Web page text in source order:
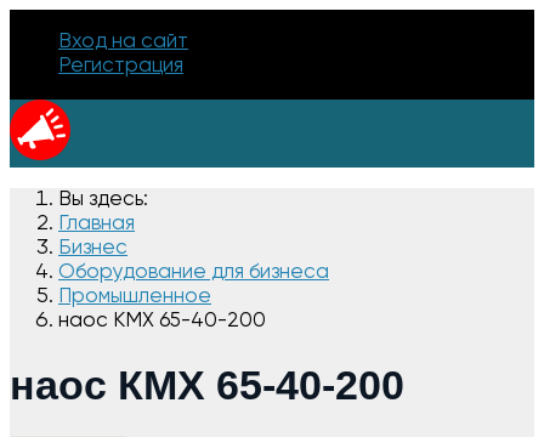
Вход на сайт
Регистрация
Вы здесь:
Главная
Бизнес
Оборудование для бизнеса
Промышленное
наос КМХ 65-40-200
наос КМХ 65-40-200